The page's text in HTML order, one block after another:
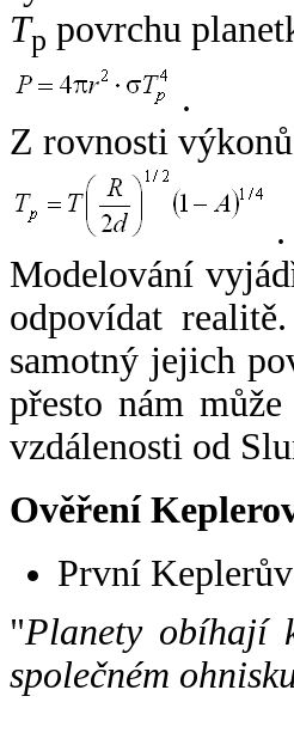
Tp povrchu
.
Z rovnosti
.
Modelování
odpovídat
samotný jejich
přesto nám
vzdálenosti od
Ověření
První
"Planety obíhají
společném